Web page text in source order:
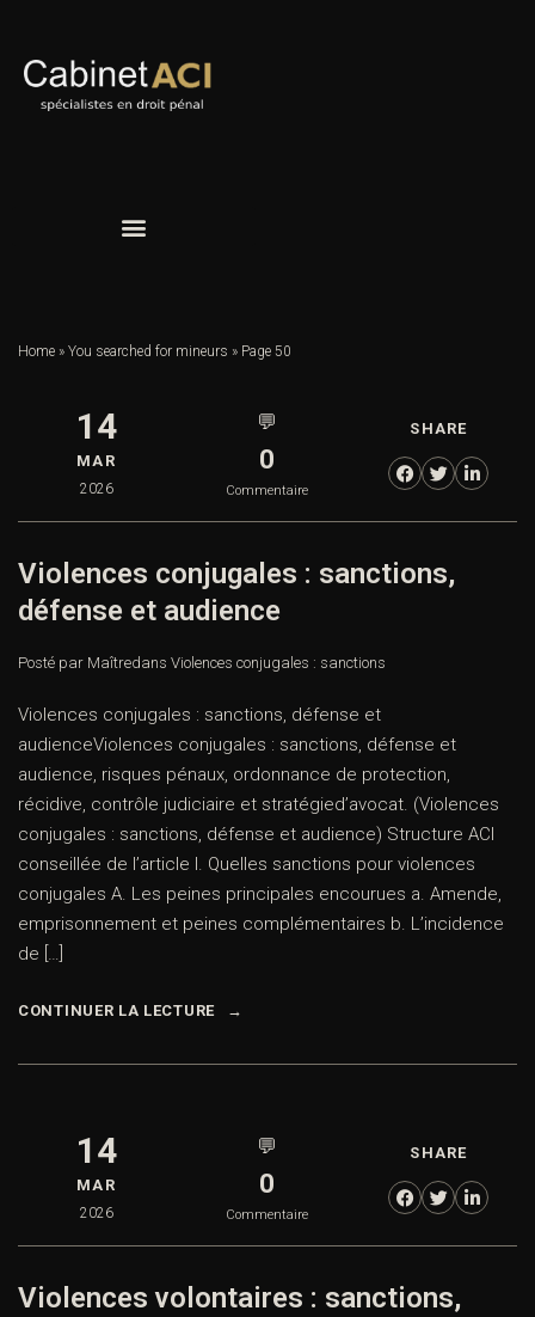
Home » You searched for mineurs » Page 50
14
MAR
2026
💬
0
Commentaire
SHARE
Violences conjugales : sanctions,
défense et audience
Posté par Maîtredans Violences conjugales : sanctions
Violences conjugales : sanctions, défense et
audienceViolences conjugales : sanctions, défense et
audience, risques pénaux, ordonnance de protection,
récidive, contrôle judiciaire et stratégied’avocat. (Violences
conjugales : sanctions, défense et audience) Structure ACI
conseillée de l’article I. Quelles sanctions pour violences
conjugales A. Les peines principales encourues a. Amende,
emprisonnement et peines complémentaires b. L’incidence
de […]
CONTINUER LA LECTURE
14
MAR
2026
💬
0
Commentaire
SHARE
Violences volontaires : sanctions,